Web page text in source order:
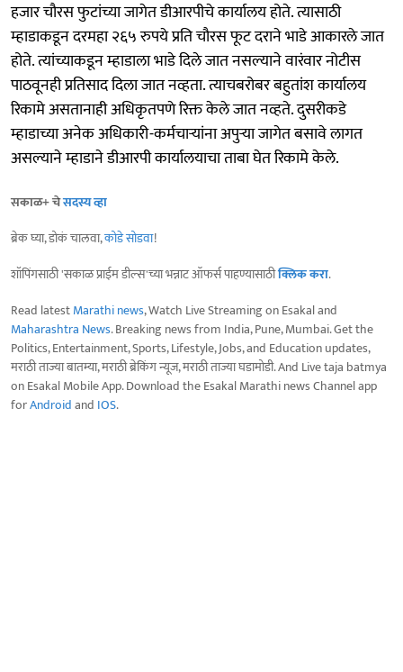
हजार चौरस फुटांच्या जागेत डीआरपीचे कार्यालय होते. त्यासाठी
म्हाडाकडून दरमहा २६५ रुपये प्रति चौरस फूट दराने भाडे आकारले जात
होते. त्यांच्याकडून म्हाडाला भाडे दिले जात नसल्याने वारंवार नोटीस
पाठवूनही प्रतिसाद दिला जात नव्हता. त्याचबरोबर बहुतांश कार्यालय
रिकामे असतानाही अधिकृतपणे रिक्त केले जात नव्हते. दुसरीकडे
म्हाडाच्या अनेक अधिकारी-कर्मचाऱ्यांना अपुऱ्या जागेत बसावे लागत
असल्याने म्हाडाने डीआरपी कार्यालयाचा ताबा घेत रिकामे केले.
सकाळ+ चेसदस्य व्हा
ब्रेक घ्या, डोकं चालवा,कोडे सोडवा!
शॉपिंगसाठी 'सकाळ प्राईम डील्स'च्या भन्नाट ऑफर्स पाहण्यासाठीक्लिक करा.
Read latestMarathi news, Watch Live Streaming on Esakal and
Maharashtra News. Breaking news from India, Pune, Mumbai. Get the
Politics, Entertainment, Sports, Lifestyle, Jobs, and Education updates,
मराठी ताज्या बातम्या, मराठी ब्रेकिंग न्यूज, मराठी ताज्या घडामोडी. And Live taja batmya
on Esakal Mobile App. Download the Esakal Marathi news Channel app
forAndroidand IOS.